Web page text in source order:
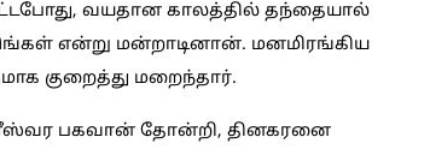
வயதான காலத்தில் தந்தையால்
என்று மன்றாடினான். மனமிரங்கிய
குறைத்து மறைந்தார்.
பகவான் தோன்றி, தினகரனை